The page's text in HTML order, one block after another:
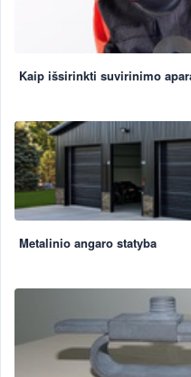
Kaip išsirinkti suvirinimo
Metalinio angaro statyba